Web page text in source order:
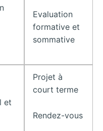
Evaluation
formative et
sommative
et
Projet à
court terme
Rendez-vous